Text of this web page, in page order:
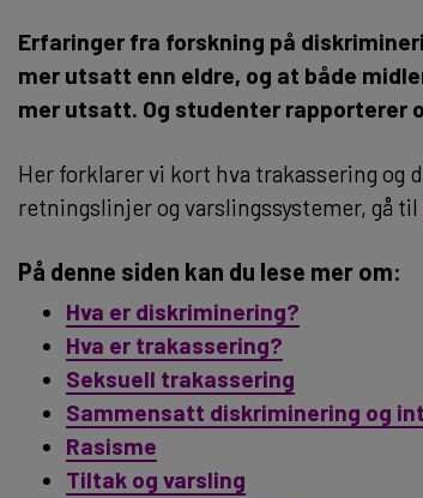
Erfaringer fra forskning på
mer utsatt enn eldre, og at både
mer utsatt. Og studenter rapporterer
Her forklarer vi kort hva trakassering
retningslinjer og varslingssystemer, gå til
På denne siden kan du lese mer om:
Hva er diskriminering?
Hva er trakassering?
Seksuell trakassering
Sammensatt diskriminering og
Rasisme
Tiltak og varsling